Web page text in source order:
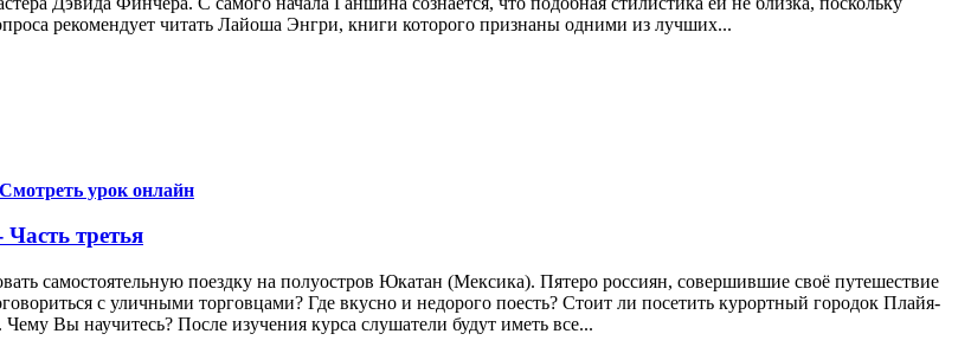
рекомендует читать Лайоша Энгри, книги которого признаны одними из лучших...
Смотреть урок онлайн
третья
самостоятельную поездку на полуостров Юкатан (Мексика). Пятеро россиян, совершившие своё путешествие
с уличными торговцами? Где вкусно и недорого поесть? Стоит ли посетить курортный городок Плайя-
Вы научитесь? После изучения курса слушатели будут иметь все...